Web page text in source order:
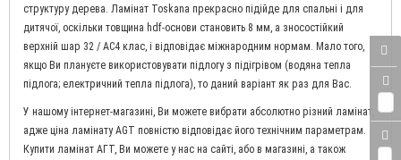
структуру дерева. Ламінат Toskana прекрасно підійде для спальні і для
дитячої, оскільки товщина hdf-основи становить 8 мм, а зносостійкий
верхній шар 32 / AC4 клас, і відповідає міжнародним нормам. Мало того,
якщо Ви плануєте використовувати підлогу з підігрівом (водяна тепла
підлога; електричний тепла підлога), то даний варіант як раз для Вас.
У нашому інтернет-магазині, Ви можете вибрати абсолютно різний ламінат,
адже ціна ламінату AGT повністю відповідає його технічним параметрам.
Купити ламінат АГТ, Ви можете у нас на сайті, або в магазині, а також